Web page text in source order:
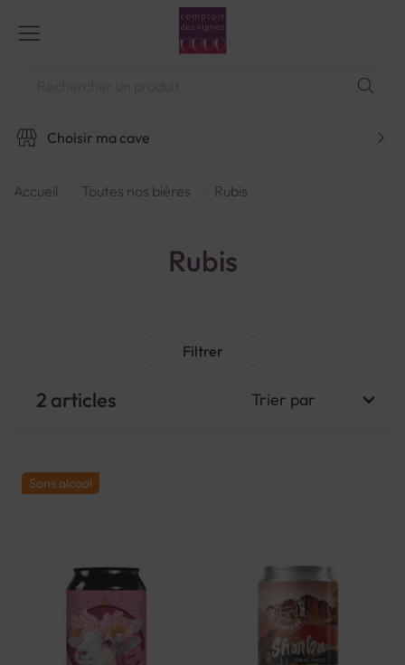
contenu
Choisir ma cave
Accueil Toutes nos bières Rubis
Rubis
2 articles
Sans alcool
Filtrer